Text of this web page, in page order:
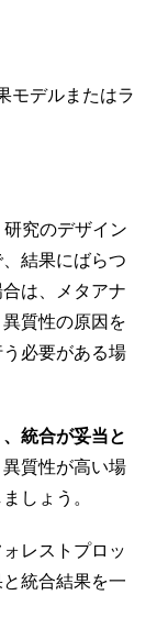
モデルまたはラ
究のデザイン
結果にばらつ
は、メタアナ
質性の原因を
必要がある場
統合が妥当と
質性が高い場
しょう。
レストプロッ
統合結果を一